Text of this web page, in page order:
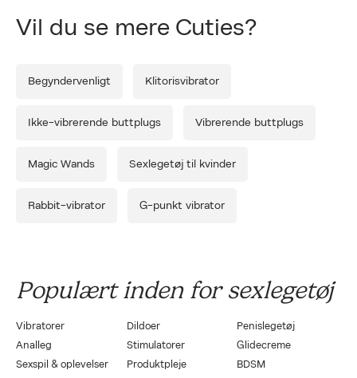
med funktionalitet og kropssikre materialer. Serien er udviklet til at være
Vil du se mere Cuties?
Begyndervenligt Klitorisvibrator
Ikke-vibrerende buttplugs Vibrerende buttplugs
Magic Wands Sexlegetøj til kvinder
Rabbit-vibrator G-punkt vibrator
Populært inden for sexlegetøj
Vibratorer Dildoer
Penislegetøj
Analleg
Stimulatorer
Glidecreme
Sexspil & oplevelser
Produktpleje
BDSM